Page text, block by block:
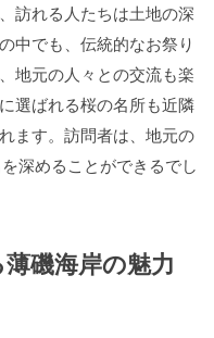
訪れる人たちは土地の深
中でも、伝統的なお祭り
地元の人々との交流も楽
選ばれる桜の名所も近隣
ます。訪問者は、地元の
深めることができるでし
磯海岸の魅力